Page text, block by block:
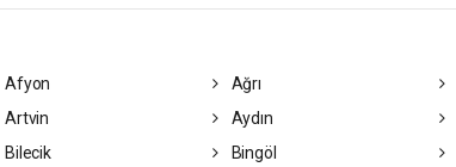
Afyon Ağrı
Artvin Aydın
Bilecik Bingöl